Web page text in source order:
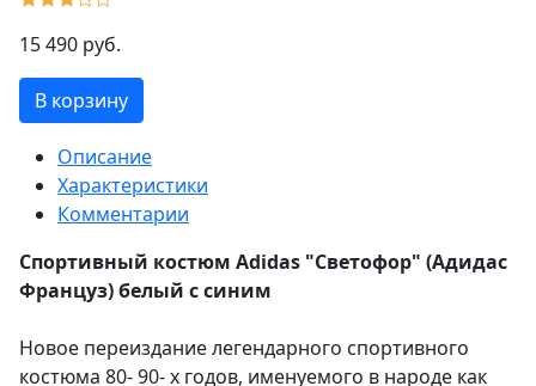
15 490 руб.
В корзину
Описание
Характеристики
Комментарии
Спортивный костюм Adidas "Светофор" (Адидас
Француз) белый с синим
Новое переиздание легендарного спортивного
костюма 80- 90- х годов, именуемого в народе как